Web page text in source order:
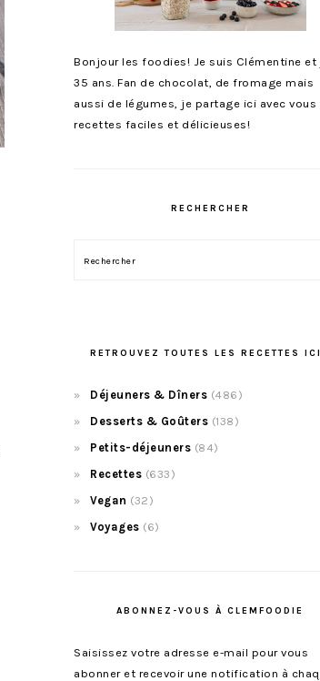
Bonjour les foodies! Je suis Clémentine et
35 ans. Fan de chocolat, de fromage mais
aussi de légumes, je partage ici avec vous
recettes faciles et délicieuses!
RECHERCHER
Rechercher
RETROUVEZ TOUTES LES RECETTES
Déjeuners & Dîners (486)
Desserts & Goûters (138)
Petits-déjeuners (84)
Recettes (633)
Vegan (32)
Voyages (6)
ABONNEZ-VOUS À CLEMFOODIE
Saisissez votre adresse e-mail pour vous
abonner et recevoir une notification à